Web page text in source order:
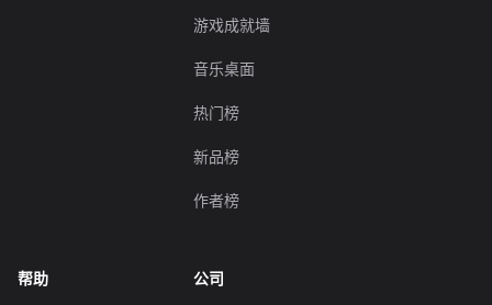
游戏成就墙
音乐桌面
热门榜
新品榜
作者榜
帮助 公司